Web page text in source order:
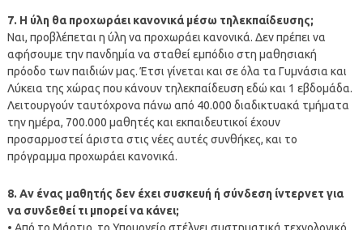
7. Η ύλη θα προχωράει κανονικά μέσω τηλεκπαίδευσης;
Ναι, προβλέπεται η ύλη να προχωράει κανονικά. Δεν πρέπει να
αφήσουμε την πανδημία να σταθεί εμπόδιο στη μαθησιακή
πρόοδο των παιδιών μας. Έτσι γίνεται και σε όλα τα Γυμνάσια και
Λύκεια της χώρας που κάνουν τηλεκπαίδευση εδώ και 1 εβδομάδα.
Λειτουργούν ταυτόχρονα πάνω από 40.000 διαδικτυακά τμήματα
την ημέρα, 700.000 μαθητές και εκπαιδευτικοί έχουν
προσαρμοστεί άριστα στις νέες αυτές συνθήκες, και το
πρόγραμμα προχωράει κανονικά.
8. Αν ένας μαθητής δεν έχει συσκευή ή σύνδεση ίντερνετ για
να συνδεθεί τι μπορεί να κάνει;
• Από το Μάρτιο, το Υπουργείο στέλνει συστηματικά τεχνολογικό